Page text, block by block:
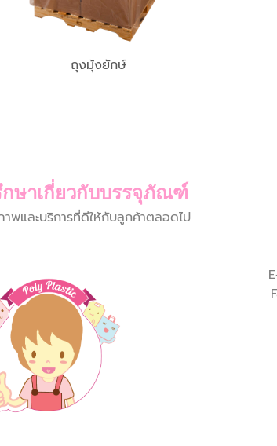
ถุงมุ้งยักษ์
ษาเกี่ยวกับบรรจุภัณฑ์
และบริการที่ดีให้กับลูกค้าตลอดไป